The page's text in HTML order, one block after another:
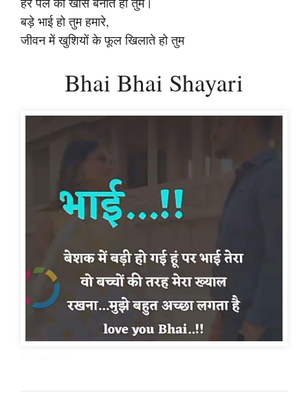
बड़े भाई हो तुम हमारे,
जीवन में खुशियों के फूल खिलाते हो तुम
Bhai Bhai Shayari